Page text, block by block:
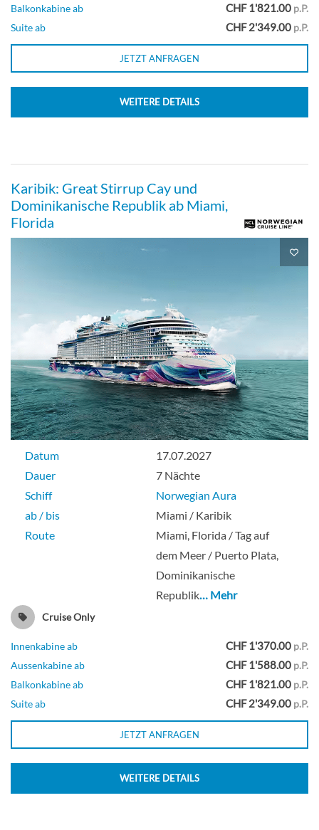
Family Suite With Master Bedroom &
Balcony-[SJ]
Bedroom & Large Balcony-[SK]
Deck 10
Family Suite With Large Balcony-[SL]
Deck 10
Suite
Family Suite With Master Bedroom &
Balcony-[SR]
Suite
Balkonkabine ab CHF 1'821.00 p.P.
Suite ab
CHF 2'349.00 p.P.
JETZT ANFRAGEN
WEITERE DETAILS
Karibik: Great Stirrup Cay und
Dominikanische Republik ab Miami,
Florida
Datum
17.07.2027
Dauer
7 Nächte
Schiff
Norwegian Aura
ab / bis
Miami / Karibik
Route
Miami, Florida / Tag auf
dem Meer / Puerto Plata,
Dominikanische
Republik… Mehr
Cruise Only
Innenkabine ab CHF 1'370.00 p.P.
Aussenkabine ab
CHF 1'588.00 p.P.
Balkonkabine ab
CHF 1'821.00 p.P.
Suite ab
CHF 2'349.00 p.P.
JETZT ANFRAGEN
WEITERE DETAILS